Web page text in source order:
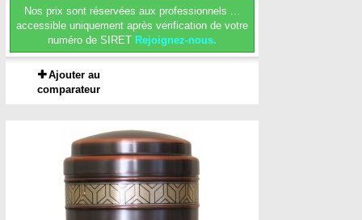
Nos prix sont réservées aux professionnels ...
accessible uniquement après vérification de votre
numéro de SIRET Rejoignez-nous.
Ajouter au
comparateur